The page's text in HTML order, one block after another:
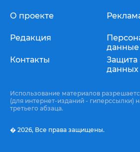
О проекте
Редакция
Контакты
данные
Защита
данных
Использование материалов
(для интернет-изданий - гиперссылки)
третьего абзаца.
� 2026, Все права защищены.